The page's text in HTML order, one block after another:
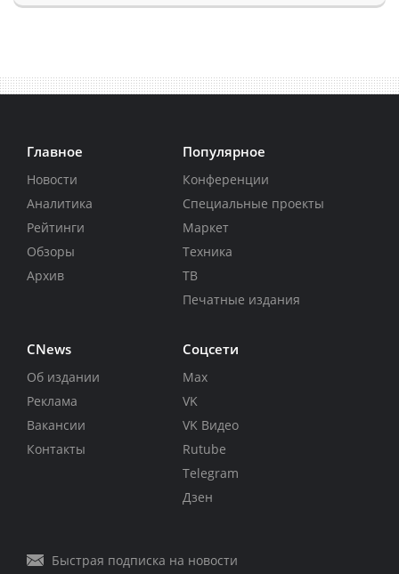
Главное
Новости
Аналитика
Рейтинги
Обзоры
Архив
Популярное
Конференции
Специальные проекты
Маркет
Техника
ТВ
Печатные издания
CNews
Об издании
Реклама
Вакансии
Контакты
Соцсети
Max
VK
VK Видео
Rutube
Telegram
Дзен
Быстрая подписка на новости